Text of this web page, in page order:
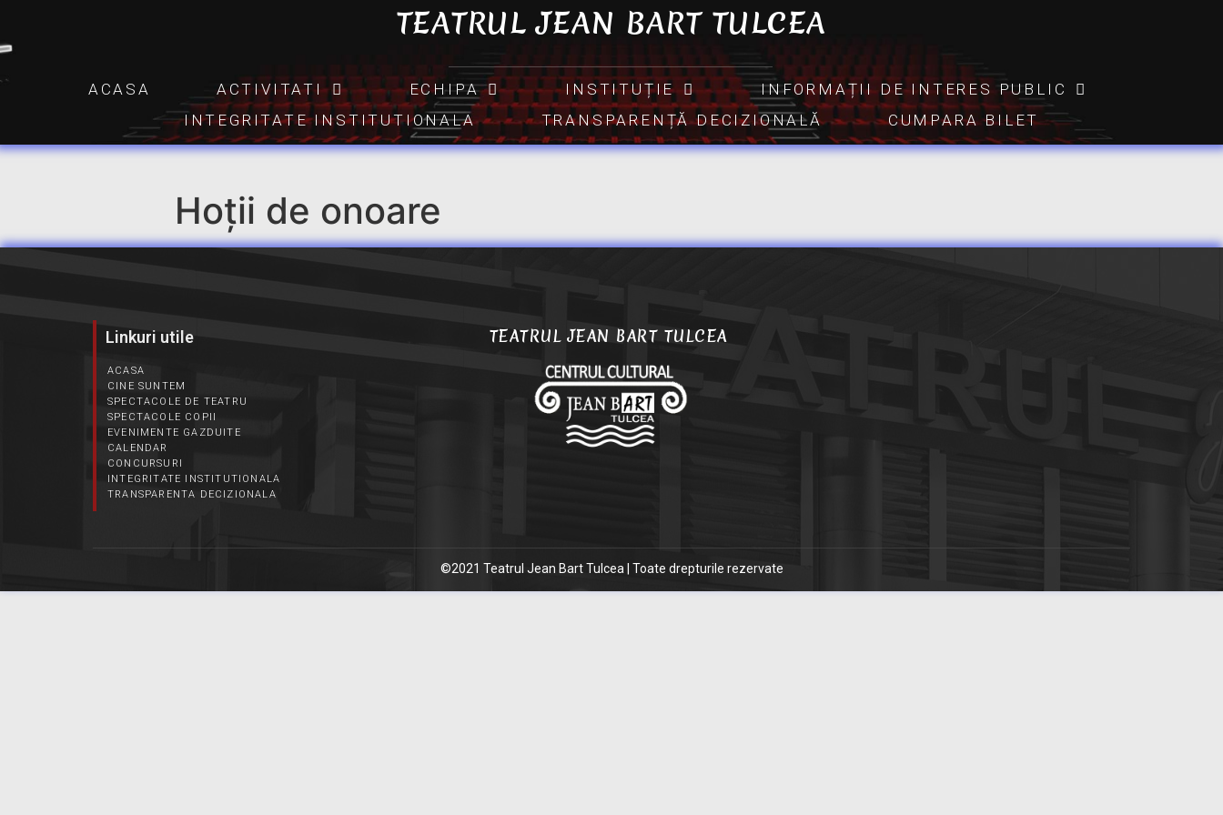
TEATRUL JEAN BART TULCEA
ACASA ACTIVITATI ECHIPA INSTITUȚIE
INFORMAȚII DE INTERES PUBLIC
INTEGRITATE INSTITUTIONALA
TRANSPARENȚĂ DECIZIONALĂ CUMPARA BILET
Hoții de onoare
Linkuri utile
ACASA
CINE SUNTEM
SPECTACOLE DE TEATRU
SPECTACOLE COPII
EVENIMENTE GAZDUITE
CALENDAR
CONCURSURI
INTEGRITATE INSTITUTIONALA
TRANSPARENTA DECIZIONALA
TEATRUL JEAN BART TULCEA
©2021 Teatrul Jean Bart Tulcea | Toate drepturile rezervate